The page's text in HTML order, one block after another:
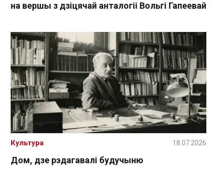
на вершы з дзіцячай анталогіі Вольгі Гапеевай
Дом, дзе рэдагавалі будучыню
Культура 18.07.2026